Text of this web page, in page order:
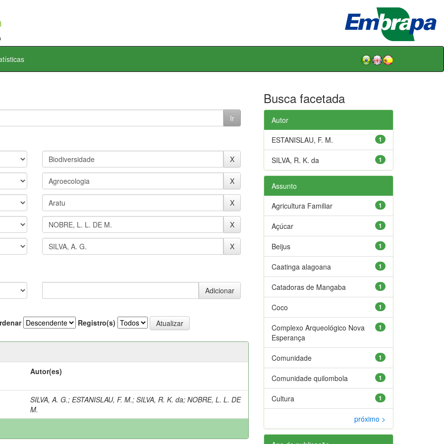
Registro(s)
Autor(es)
SILVA, A. G.;ESTANISLAU, F. M.;SILVA, R. K. da;NOBRE, L. L. DE
M.
Busca facetada
Autor
1
ESTANISLAU, F. M.
1
SILVA, R. K. da
Assunto
1
Agricultura Familiar
1
Açúcar
1
Beijus
1
Caatinga alagoana
1
Catadoras de Mangaba
1
Coco
1
Complexo Arqueológico Nova
Esperança
1
Comunidade
1
Comunidade quilombola
1
Cultura
próximo >